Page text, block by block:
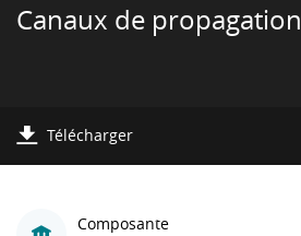
Canaux de propagation
Télécharger
Composante